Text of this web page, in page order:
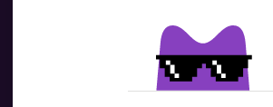
Lépj kapcsolatba velünk